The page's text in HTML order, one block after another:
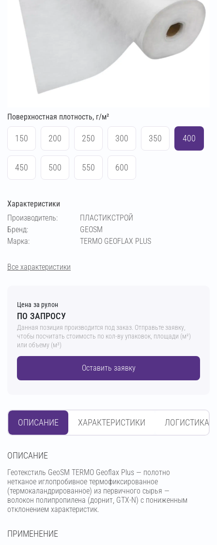
Поверхностная плотность, г/м²
150 200 250 300 350 400
450 500 550 600
Характеристики
Производитель:
ПЛАСТИКСТРОЙ
Бренд:
GEOSM
Марка:
TERMO GEOFLAX PLUS
Все характеристики
Цена за рулон
ПО ЗАПРОСУ
Данная позиция производится под заказ. Отправьте заявку,
чтобы посчитать стоимость по кол-ву упаковок, площади (м²)
или объему (м³)
Оставить заявку
ОПИСАНИЕ ХАРАКТЕРИСТИКИ ЛОГИСТИКА
OПИСАНИЕ
Геотекстиль GeoSM TERMO Geoflax Plus — полотно
нетканое иглопробивное термофиксированное
(термокаландрированное) из первичного сырья —
волокон полипропилена (дорнит, GTX-N) с пониженным
отклонением характеристик.
ПРИМЕНЕНИЕ